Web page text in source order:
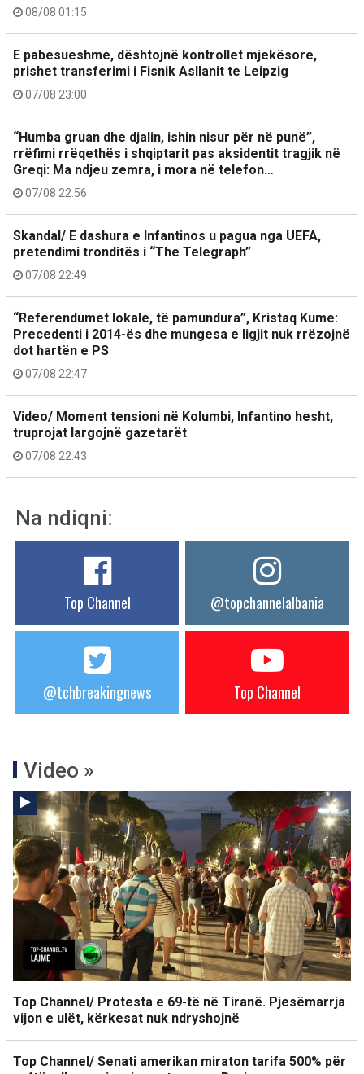
08/08 01:15
E pabesueshme, dështojnë kontrollet mjekësore,
prishet transferimi i Fisnik Asllanit te Leipzig
07/08 23:00
“Humba gruan dhe djalin, ishin nisur për në punë”,
rrëfimi rrëqethës i shqiptarit pas aksidentit tragjik në
Greqi: Ma ndjeu zemra, i mora në telefon…
07/08 22:56
Skandal/ E dashura e Infantinos u pagua nga UEFA,
pretendimi tronditës i “The Telegraph”
07/08 22:49
“Referendumet lokale, të pamundura”, Kristaq Kume:
Precedenti i 2014-ës dhe mungesa e ligjit nuk rrëzojnë
dot hartën e PS
07/08 22:47
Video/ Moment tensioni në Kolumbi, Infantino hesht,
truprojat largojnë gazetarët
07/08 22:43
Na ndiqni:
Top Channel @topchannelalbania
@tchbreakingnews Top Channel
Video »
Top Channel/ Protesta e 69-të në Tiranë. Pjesëmarrja
vijon e ulët, kërkesat nuk ndryshojnë
Top Channel/ Senati amerikan miraton tarifa 500% për